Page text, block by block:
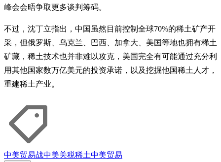
峰会会晤争取更多谈判筹码。
不过，沈丁立指出，中国虽然目前控制全球70%的稀土矿产开
采，但俄罗斯、乌克兰、巴西、加拿大、美国等地也拥有稀土
矿藏，稀土技术也并非难以攻克，美国完全有可能通过充分利
用其他国家数万亿美元的投资承诺，以及挖掘他国稀土人才，
重建稀土产业。
中美贸易战中美关税稀土中美贸易